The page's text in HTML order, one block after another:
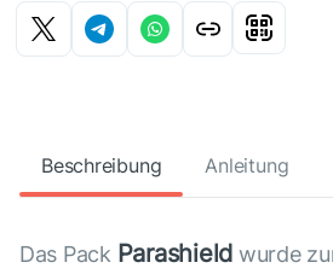
Beschreibung Anleitung
Das Pack Parashield wurde